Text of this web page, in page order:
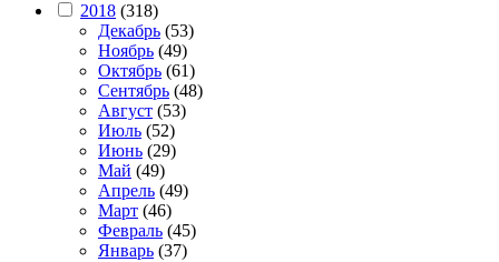
2018 (318)
Декабрь (53)
Ноябрь (49)
Октябрь (61)
Сентябрь (48)
Август (53)
Июль (52)
Июнь (29)
Май (49)
Апрель (49)
Март (46)
Февраль (45)
Январь (37)